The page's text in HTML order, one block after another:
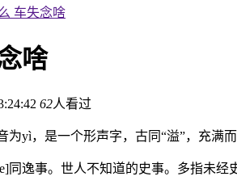
车失念啥
啥
62人看过
为yì，是一个形声字，古同“溢”，充满
同逸事。世人不知道的史事。多指未经